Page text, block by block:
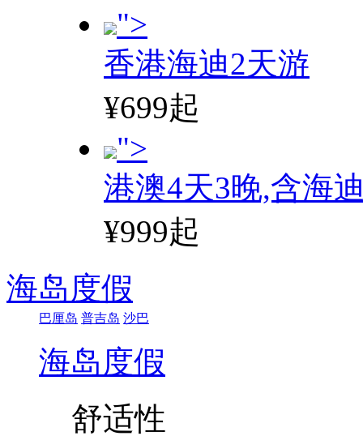
">
香港海迪2天游
¥699起
">
港澳4天3晚,含海
¥999起
海岛度假
巴厘岛 普吉岛 沙巴
海岛度假
舒适性